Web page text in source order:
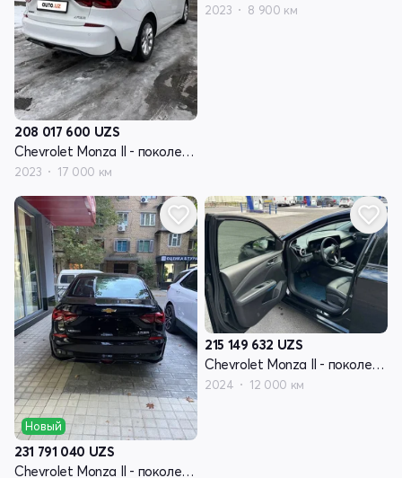
208 017 600 UZS
Chevrolet Monza II - поколение рестайлинг
2023 17 000 км
2023 8 900 км
Новый
231 791 040 UZS
Chevrolet Monza II - поколение рестайлинг
215 149 632 UZS
Chevrolet Monza II - поколение рестайлинг
2024 12 000 км